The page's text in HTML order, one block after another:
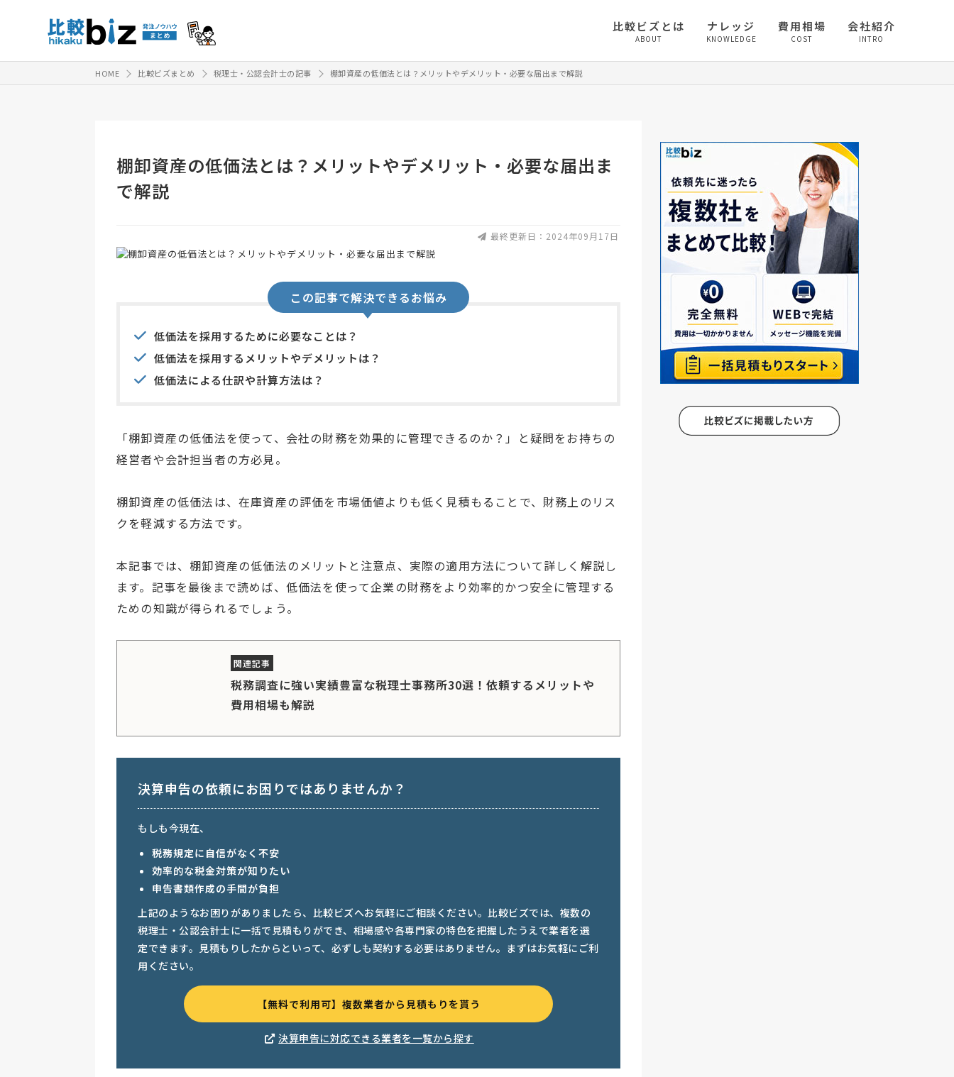
比較ビズとは
ABOUT
ナレッジ
KNOWLEDGE
費用相場
COST
会社紹介
INTRO
HOME 比較ビズまとめ 税理士・公認会計士の記事 棚卸資産の低価法とは？メリットやデメリット・必要な届出まで解説
棚卸資産の低価法とは？メリットやデメリット・必要な届出ま
で解説
最終更新日：2024年09月17日
この記事で解決できるお悩み
低価法を採用するために必要なことは？
低価法を採用するメリットやデメリットは？
低価法による仕訳や計算方法は？
「棚卸資産の低価法を使って、会社の財務を効果的に管理できるのか？」と疑問をお持ちの
経営者や会計担当者の方必見。
棚卸資産の低価法は、在庫資産の評価を市場価値よりも低く見積もることで、財務上のリス
クを軽減する方法です。
本記事では、棚卸資産の低価法のメリットと注意点、実際の適用方法について詳しく解説し
ます。記事を最後まで読めば、低価法を使って企業の財務をより効率的かつ安全に管理する
ための知識が得られるでしょう。
税務調査に強い実績豊富な税理士事務所30選！依頼するメリットや
費用相場も解説
決算申告の依頼にお困りではありませんか？
もしも今現在、
税務規定に自信がなく不安
効率的な税金対策が知りたい
申告書類作成の手間が負担
上記のようなお困りがありましたら、比較ビズへお気軽にご相談ください。比較ビズでは、複数の
税理士・公認会計士に一括で見積もりができ、相場感や各専門家の特色を把握したうえで業者を選
定できます。見積もりしたからといって、必ずしも契約する必要はありません。まずはお気軽にご利
用ください。
【無料で利用可】複数業者から見積もりを貰う
決算申告に対応できる業者を一覧から探す